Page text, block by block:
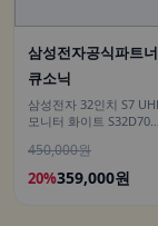
삼성전자공식파트너
큐소닉
삼성전자 32인치 S7
모니터 화이트 S32D701
450,000원
20%359,000원